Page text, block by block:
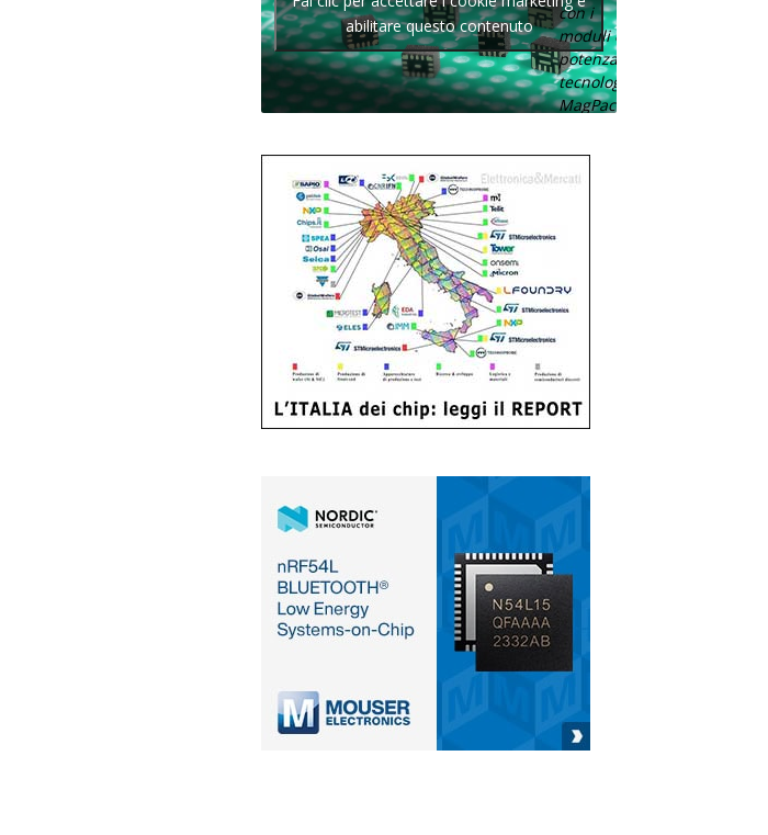
con i
moduli di
potenza con
tecnologia
MagPack.
abilitare questo contenuto